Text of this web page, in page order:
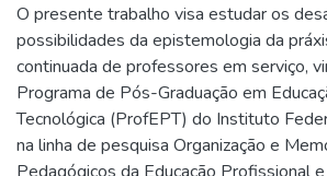
O presente trabalho visa estudar os
possibilidades da epistemologia da
continuada de professores em serviço,
Programa de Pós-Graduação em
Tecnológica (ProfEPT) do Instituto
na linha de pesquisa Organização e